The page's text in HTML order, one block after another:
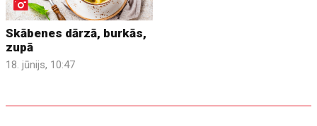
Skābenes dārzā, burkās,
zupā
18. jūnijs, 10:47